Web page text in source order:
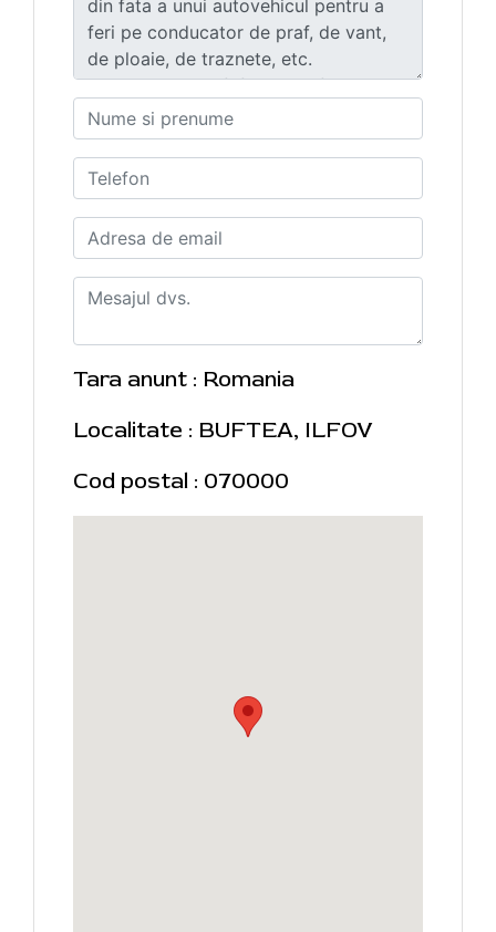
Tara anunt : Romania
Localitate : BUFTEA, ILFOV
Cod postal : 070000